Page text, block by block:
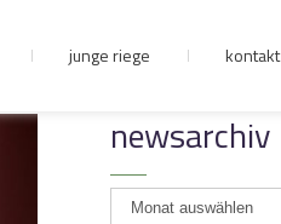
junge riege kontakt
newsarchiv
newsarchiv